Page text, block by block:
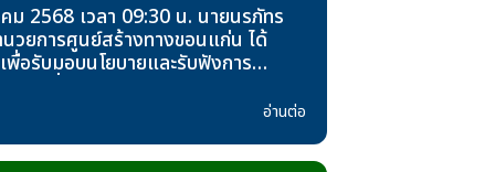
ม 2568 เวลา 09:30 น. นายนรภัทร
วยการศูนย์สร้างทางขอนแก่น ได้
พื่อรับมอบนโยบายและรับฟังการ
อ่านต่อ